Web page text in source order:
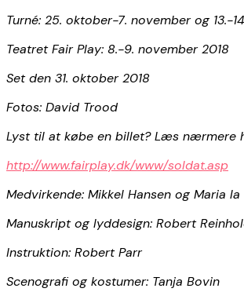
Turné: 25. oktober-7. november og 13.-
Teatret Fair Play: 8.-9. november 2018
Set den 31. oktober 2018
Fotos: David Trood
Lyst til at købe en billet? Læs nærmere
http://www.fairplay.dk/www/soldat.asp
Medvirkende: Mikkel Hansen og Maria
Manuskript og lyddesign: Robert
Instruktion: Robert Parr
Scenografi og kostumer: Tanja Bovin